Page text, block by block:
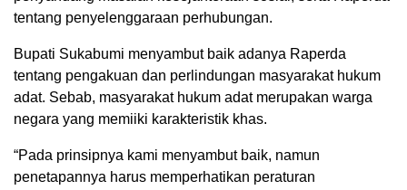
tentang penyelenggaraan perhubungan.
Bupati Sukabumi menyambut baik adanya Raperda
tentang pengakuan dan perlindungan masyarakat hukum
adat. Sebab, masyarakat hukum adat merupakan warga
negara yang memiiki karakteristik khas.
“Pada prinsipnya kami menyambut baik, namun
penetapannya harus memperhatikan peraturan